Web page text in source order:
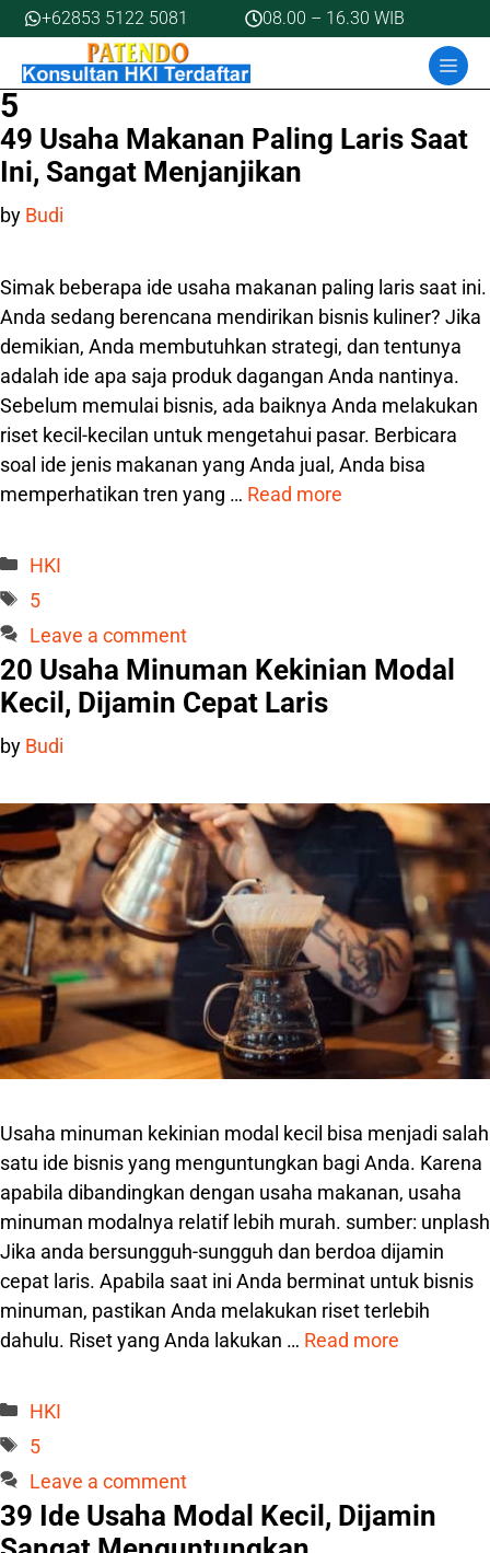
Skip
to
content
+62853 5122 5081 08.00 – 16.30 WIB
5
49 Usaha Makanan Paling Laris Saat
Ini, Sangat Menjanjikan
by Budi
Simak beberapa ide usaha makanan paling laris saat ini.
Anda sedang berencana mendirikan bisnis kuliner? Jika
demikian, Anda membutuhkan strategi, dan tentunya
adalah ide apa saja produk dagangan Anda nantinya.
Sebelum memulai bisnis, ada baiknya Anda melakukan
riset kecil-kecilan untuk mengetahui pasar. Berbicara
soal ide jenis makanan yang Anda jual, Anda bisa
memperhatikan tren yang … Read more
Categories
HKI
Tags
5
Leave a comment
20 Usaha Minuman Kekinian Modal
Kecil, Dijamin Cepat Laris
by Budi
Usaha minuman kekinian modal kecil bisa menjadi salah
satu ide bisnis yang menguntungkan bagi Anda. Karena
apabila dibandingkan dengan usaha makanan, usaha
minuman modalnya relatif lebih murah. sumber: unplash
Jika anda bersungguh-sungguh dan berdoa dijamin
cepat laris. Apabila saat ini Anda berminat untuk bisnis
minuman, pastikan Anda melakukan riset terlebih
dahulu. Riset yang Anda lakukan … Read more
Categories
HKI
Tags
5
Leave a comment
39 Ide Usaha Modal Kecil, Dijamin